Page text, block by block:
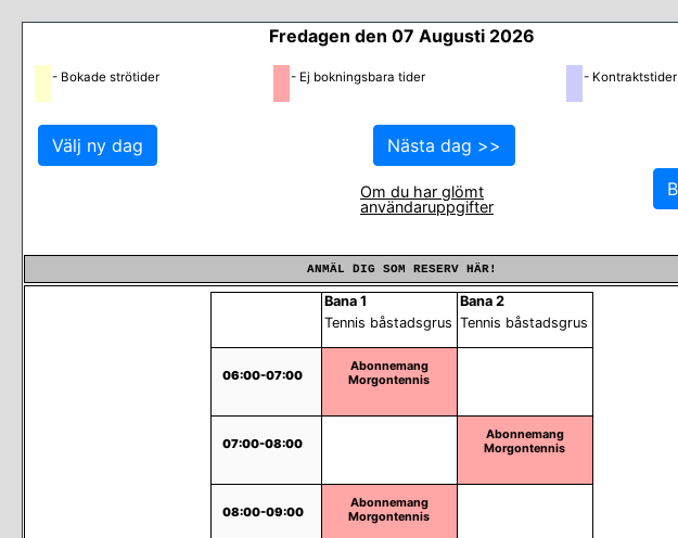
Fredagen den 07 Augusti 2026
- Bokade strötider - Ej bokningsbara tider - Kontraktstider
Om du har glömt
användaruppgifter
ANMÄL DIG SOM RESERV HÄR!
Bana 1
Tennis båstadsgrus
Bana 2
Tennis båstadsgrus
06:00-07:00
Abonnemang
Morgontennis
07:00-08:00
Abonnemang
Morgontennis
08:00-09:00
Abonnemang
Morgontennis